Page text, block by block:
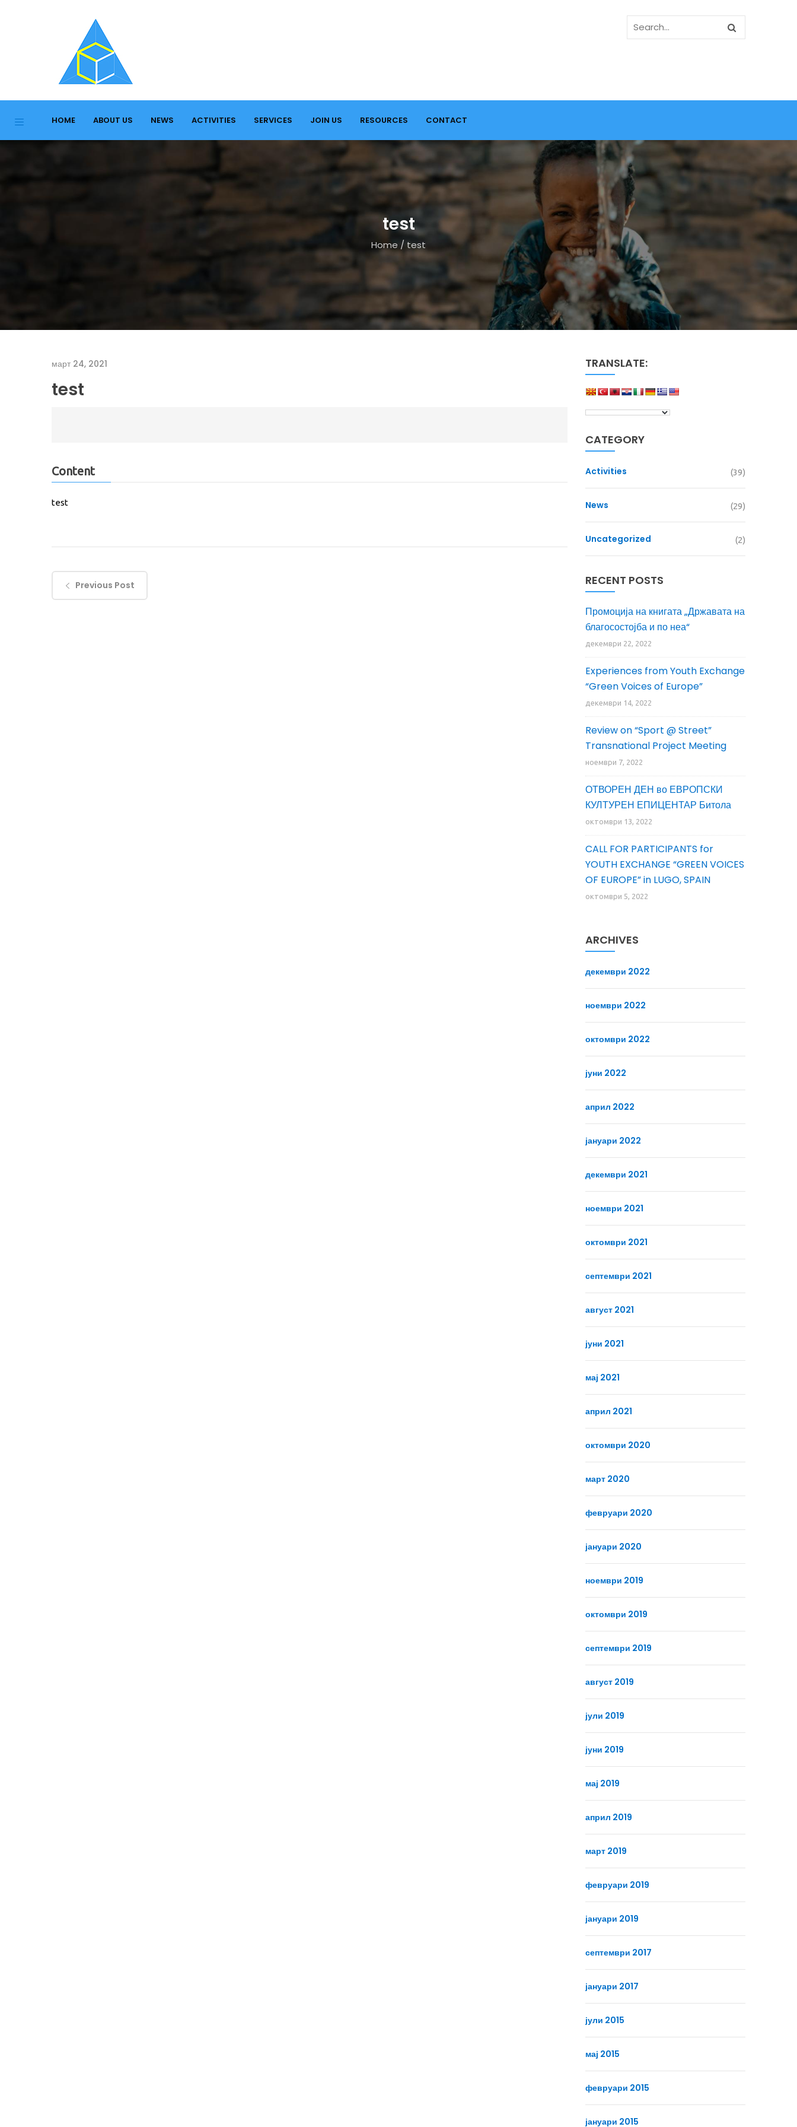
HOME ABOUT US NEWS ACTIVITIES SERVICES JOIN US RESOURCES CONTACT
test
Home / test
март 24, 2021
test
Content
test
Previous Post
TRANSLATE:
CATEGORY
Activities (39)
News (29)
Uncategorized (2)
RECENT POSTS
Промоција на книгата „Државата на
благосостојба и по неа“
декември 22, 2022
Experiences from Youth Exchange
“Green Voices of Europe”
декември 14, 2022
Review on “Sport @ Street”
Transnational Project Meeting
ноември 7, 2022
ОТВОРЕН ДЕН во ЕВРОПСКИ
КУЛТУРЕН ЕПИЦЕНТАР Битола
октомври 13, 2022
CALL FOR PARTICIPANTS for
YOUTH EXCHANGE “GREEN VOICES
OF EUROPE” in LUGO, SPAIN
октомври 5, 2022
ARCHIVES
декември 2022
ноември 2022
октомври 2022
јуни 2022
април 2022
јануари 2022
декември 2021
ноември 2021
октомври 2021
септември 2021
август 2021
јуни 2021
мај 2021
април 2021
октомври 2020
март 2020
февруари 2020
јануари 2020
ноември 2019
октомври 2019
септември 2019
август 2019
јули 2019
јуни 2019
мај 2019
април 2019
март 2019
февруари 2019
јануари 2019
септември 2017
јануари 2017
јули 2015
мај 2015
февруари 2015
јануари 2015